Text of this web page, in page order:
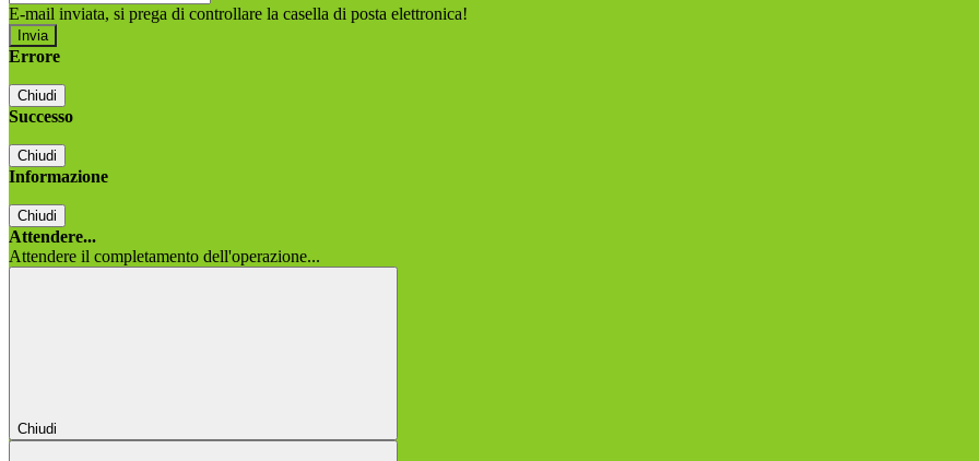
E-mail inviata, si prega di controllare la casella di posta elettronica!
Errore
Chiudi
Successo
Chiudi
Informazione
Chiudi
Attendere...
Attendere il completamento dell'operazione...
Chiudi